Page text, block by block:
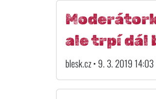
ale trpí dál
blesk.cz • 9. 3. 2019 14:03